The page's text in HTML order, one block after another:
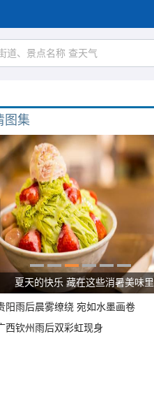
图集
夏天的快乐 藏在这些消暑美味里
阳雨后晨雾缭绕 宛如水墨画卷
西钦州雨后双彩虹现身